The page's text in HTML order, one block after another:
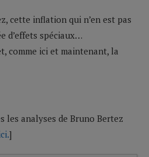
cette inflation qui n’en est pas
d’effets spéciaux…
comme ici et maintenant, la
les analyses de Bruno Bertez
]